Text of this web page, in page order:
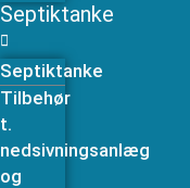
Septiktanke
Septiktanke
Tilbehør
t.
nedsivningsanlæg
og